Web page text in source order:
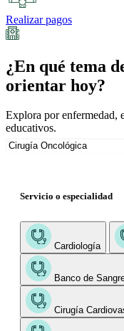
Realizar pagos
¿En qué tema
orientar hoy?
Explora por enfermedad,
educativos.
Servicio o especialidad
Cardiología
Banco de
Cirugía